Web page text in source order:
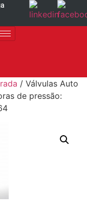
/ Válvulas Auto
de pressão: